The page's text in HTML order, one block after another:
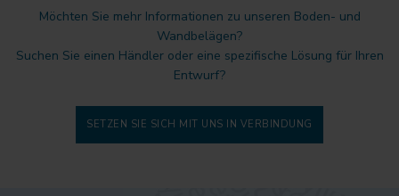
Möchten Sie mehr Informationen zu unseren Boden- und
Wandbelägen?
Suchen Sie einen Händler oder eine spezifische Lösung für Ihren
Entwurf?
SETZEN SIE SICH MIT UNS IN VERBINDUNG